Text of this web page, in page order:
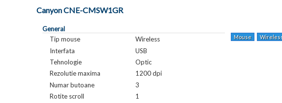
Canyon CNE-CMSW1GR
General
Tip mouse
Wireless
Interfata
USB
Tehnologie
Optic
Rezolutie maxima
1200 dpi
Numar butoane
3
Rotite scroll
1
Mouse